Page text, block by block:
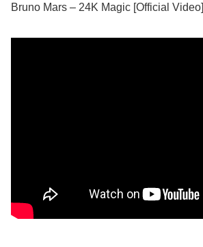
Bruno Mars – 24K Magic [Official Video]